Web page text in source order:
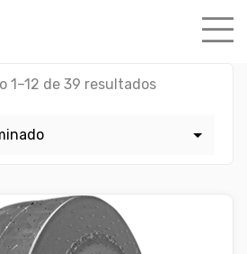
1–12 de 39 resultados